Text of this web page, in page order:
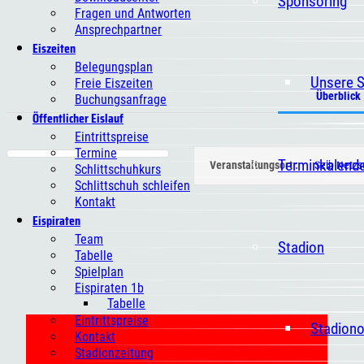
Unsere
Stadion
Fragen und Antworten
Ansprechpartner
Eiszeiten
Belegungsplan
Freie Eiszeiten
Buchungsanfrage
Öffentlicher Eislauf
Eintrittspreise
Termine
Schlittschuhkurs
Schlittschuh schleifen
Kontakt
Eispiraten
Team
Tabelle
Spielplan
Eispiraten 1b
Tabelle
Eintrittspreise
Kontakt
Stadionzeitung
Überblick
Veranstaltungsort : Selb